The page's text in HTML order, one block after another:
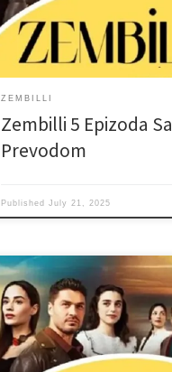
ZEMBILLI
Zembilli 5 Epizoda Sa
Prevodom
PublishedJuly 21, 2025